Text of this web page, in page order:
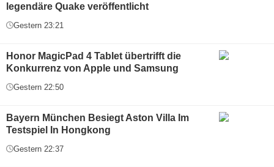
legendäre Quake veröffentlicht
Gestern 23:21
Honor MagicPad 4 Tablet übertrifft die
Konkurrenz von Apple und Samsung
Gestern 22:50
Bayern München Besiegt Aston Villa Im
Testspiel In Hongkong
Gestern 22:37